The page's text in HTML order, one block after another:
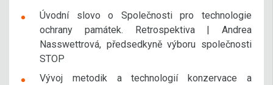
Úvodní slovo o Společnosti pro technologie
ochrany památek. Retrospektiva | Andrea
Nasswettrová, předsedkyně výboru společnosti
STOP
Vývoj metodik a technologií konzervace a